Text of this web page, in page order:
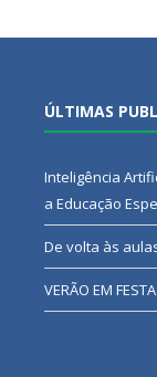
ÚLTIMAS
Inteligência
a Educação
De volta às
VERÃO EM FESTA